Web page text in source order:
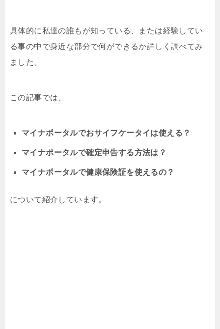
具体的に私達の誰もが知っている、または経験してい
る事の中で身近な部分で何ができるか詳しく調べてみ
ました。
この記事では、
マイナポータルでおサイフケータイは使える？
マイナポータルで確定申告する方法は？
マイナポータルで健康保険証を使えるの？
について紹介しています。